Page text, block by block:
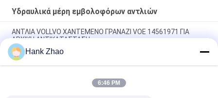
Υδραυλικά μέρη εμβολοφόρων αντλιών
ΑΝΤΛΙΑ VOLLVO ΧΑΝΤΕΜΕΝΟ ΓΡΑΝΑΖΙ VOE 14561971 ΓΙΑ
ΑΡΧΙΚΗ ΑΝΤΙΚΑΤΑΣΤΑΣΗ
ΑΝΤΛΙΑ VOLLVO ΧΑΝΤΕΜΕΝΟ ΓΡΑΝΑΖΙ VOE 14537295 ΓΙΑ
ΑΡΧΙΚΗ ΑΝΤΙΚΑΤΑΣΤΑΣΗ
ΒΟΛΛΒΟ ΠΑΡΑΓΜΑΤΙΚΗ ΠΑΡΑΡΑΓΜΑΤΙΚΗ ΠΑΡΑΓΜΑΤΙΚΗ VOE
Hank Zhao
6:46 PM